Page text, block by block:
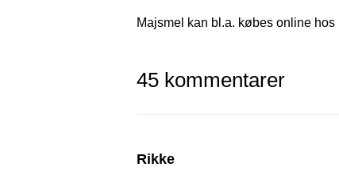
Majsmel kan bl.a. købes online hos
45 kommentarer
Rikke